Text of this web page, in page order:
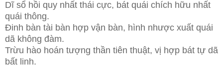
Dĩ sổ hồi quy nhất thái cực, bát quái chích hữu nhất
quái thông.
Đinh bàn tài bàn hợp vận bàn, hình nhược xuất quái
dã không đàm.
Trừu hào hoán tượng thần tiên thuật, vị hợp bát tự dã
bất linh.